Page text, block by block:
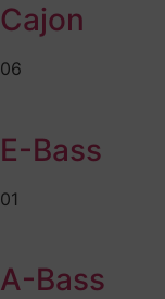
Cajon
06
E-Bass
01
A-Bass